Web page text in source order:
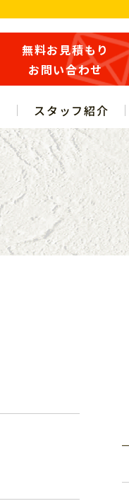
無料お見積もり
お問い合わせ
スタッフ紹介